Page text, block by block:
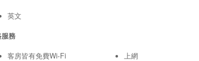
英文
務
客房皆有免費Wi-Fi
上網